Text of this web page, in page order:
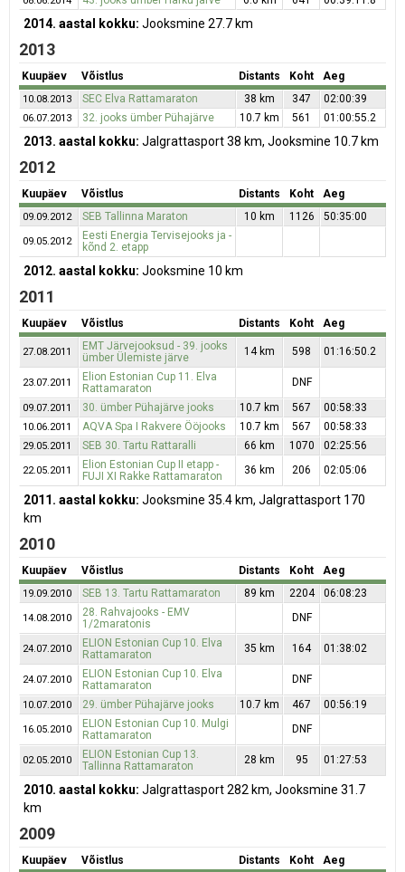
2014. aastal kokku: Jooksmine 27.7 km
2013
Kuupäev Võistlus Distants Koht Aeg
10.08.2013 SEC Elva Rattamaraton 38 km 347 02:00:39
06.07.2013 32. jooks ümber Pühajärve 10.7 km 561 01:00:55.2
2013. aastal kokku: Jalgrattasport 38 km, Jooksmine 10.7 km
2012
Kuupäev Võistlus Distants Koht Aeg
09.09.2012 SEB Tallinna Maraton 10 km 1126 50:35:00
09.05.2012
Eesti Energia Tervisejooks ja -
kõnd 2. etapp
2012. aastal kokku: Jooksmine 10 km
2011
Kuupäev Võistlus Distants Koht Aeg
27.08.2011
EMT Järvejooksud - 39. jooks
ümber Ülemiste järve
14 km 598 01:16:50.2
23.07.2011
Elion Estonian Cup 11. Elva
Rattamaraton
DNF
09.07.2011 30. ümber Pühajärve jooks 10.7 km 567 00:58:33
10.06.2011 AQVA Spa I Rakvere Ööjooks 10.7 km 567 00:58:33
29.05.2011 SEB 30. Tartu Rattaralli 66 km 1070 02:25:56
22.05.2011
Elion Estonian Cup II etapp -
FUJI XI Rakke Rattamaraton
36 km 206 02:05:06
2011. aastal kokku: Jooksmine 35.4 km, Jalgrattasport 170
km
2010
Kuupäev Võistlus Distants Koht Aeg
19.09.2010 SEB 13. Tartu Rattamaraton 89 km 2204 06:08:23
14.08.2010
28. Rahvajooks - EMV
1/2maratonis
DNF
24.07.2010
ELION Estonian Cup 10. Elva
Rattamaraton
35 km 164 01:38:02
24.07.2010
ELION Estonian Cup 10. Elva
Rattamaraton
DNF
10.07.2010 29. ümber Pühajärve jooks 10.7 km 467 00:56:19
16.05.2010
ELION Estonian Cup 10. Mulgi
Rattamaraton
DNF
02.05.2010
ELION Estonian Cup 13.
Tallinna Rattamaraton
28 km 95 01:27:53
2010. aastal kokku: Jalgrattasport 282 km, Jooksmine 31.7
km
2009
Kuupäev Võistlus Distants Koht Aeg